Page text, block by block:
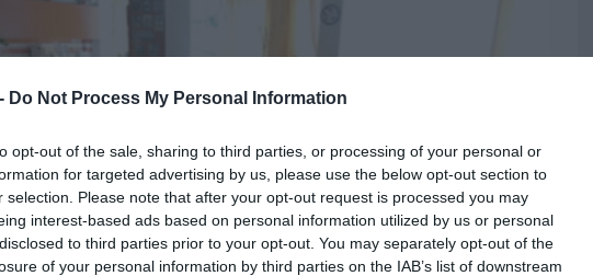
Do Not Process My Personal Information
opt-out of the sale, sharing to third parties, or processing of your personal or
for targeted advertising by us, please use the below opt-out section to
selection. Please note that after your opt-out request is processed you may
interest-based ads based on personal information utilized by us or personal
to third parties prior to your opt-out. You may separately opt-out of the
of your personal information by third parties on the IAB’s list of downstream